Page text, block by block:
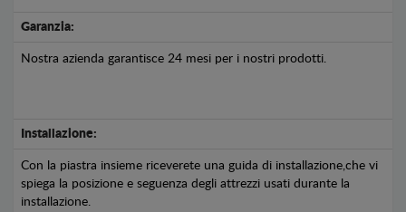
Garanzia:
Nostra azienda garantisce 24 mesi per i nostri prodotti.
Installazione:
Con la piastra insieme riceverete una guida di installazione,che vi
spiega la posizione e seguenza degli attrezzi usati durante la
installazione.